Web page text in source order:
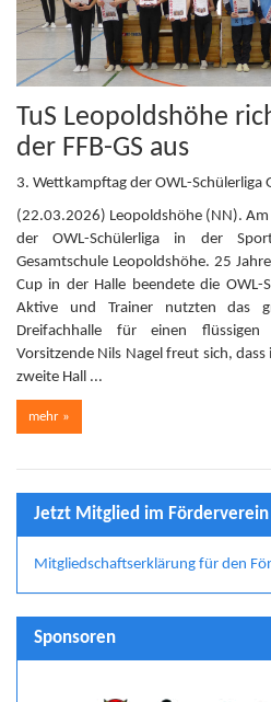
TuS Leopoldshöhe
der FFB-GS aus
3. Wettkampftag der OWL-Schülerliga
(22.03.2026) Leopoldshöhe (NN).
der OWL-Schülerliga in der
Gesamtschule Leopoldshöhe. 25
Cup in der Halle beendete die OWL-
Aktive und Trainer nutzten das
Dreifachhalle für einen flüssigen
Vorsitzende Nils Nagel freut sich,
zweite Hall ...
mehr »
Jetzt Mitglied im
Mitgliedschaftserklärung für den
Sponsoren